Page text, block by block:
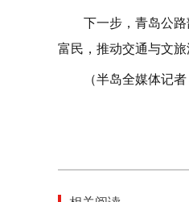
下一步，青岛公
富民，推动交通与文
（半岛全媒体记